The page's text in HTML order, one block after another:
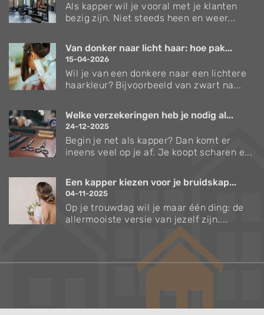
Als kapper wil je vooral met je klanten
bezig zijn. Niet steeds heen en weer...
Van donker naar licht haar: hoe pak...
15-04-2026
Wil je van een donkere naar een lichtere
haarkleur? Bijvoorbeeld van zwart na...
Welke verzekeringen heb je nodig al...
24-12-2025
Begin je net als kapper? Dan komt er
ineens veel op je af. Je koopt scharen e...
Een kapper kiezen voor je bruidskap...
04-11-2025
Op je trouwdag wil je maar één ding: de
allermooiste versie van jezelf zijn....